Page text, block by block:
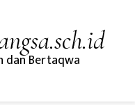
dan Bertaqwa